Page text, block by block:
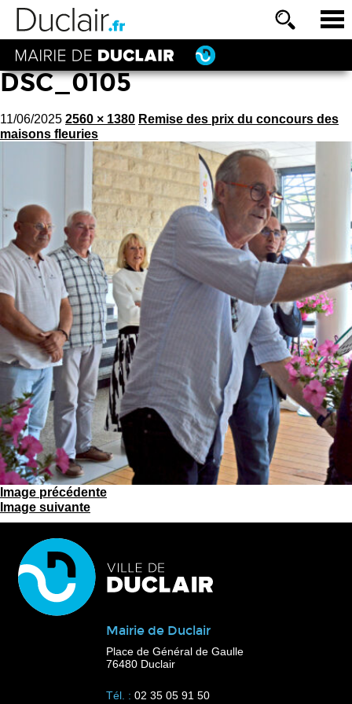
DSC_0105
11/06/2025 2560 × 1380 Remise des prix du concours des
maisons fleuries
Image précédente
Image suivante
Mairie de Duclair
Place de Général de Gaulle
76480 Duclair
Tél. : 02 35 05 91 50